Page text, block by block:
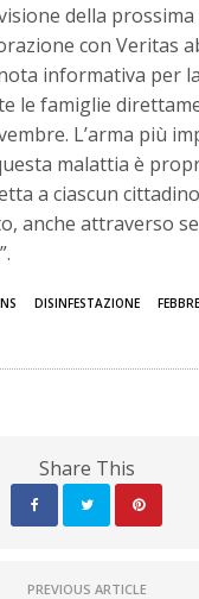
della
con Veritas
informativa per
le famiglie
L’arma più
malattia è
a ciascun
anche attraverso
DISINFESTAZIONE
Share This
PREVIOUS ARTICLE